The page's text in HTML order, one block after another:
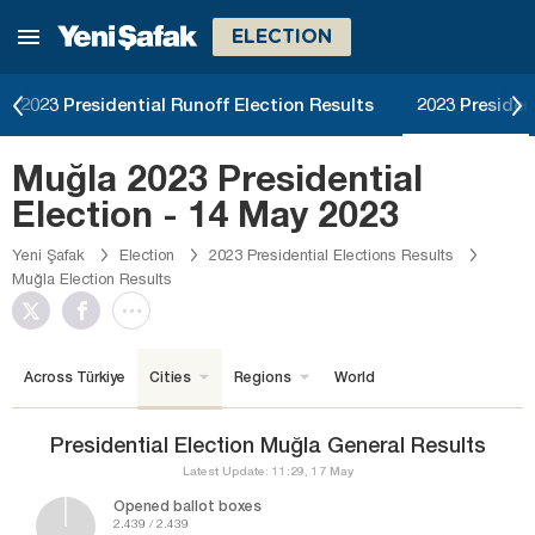
ELECTION
2023 Presidential Runoff Election Results 2023
Muğla 2023 Presidential
Election - 14 May 2023
Yeni Şafak Election
2023 Presidential Elections Results
Muğla Election Results
Across Türkiye Cities Regions World
Presidential Election Muğla General Results
Latest Update: 11:29, 17 May
Opened ballot boxes
2.439 / 2.439